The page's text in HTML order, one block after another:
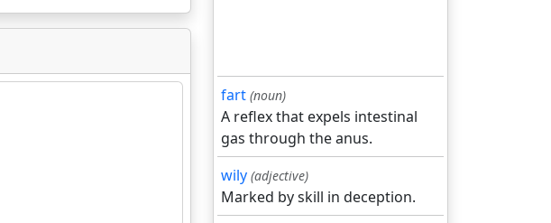
fart (noun)
A reflex that expels intestinal
gas through the anus.
wily (adjective)
Marked by skill in deception.